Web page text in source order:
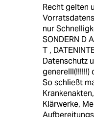
Recht gelten
nur
SONDERN D
T ,
Datenschutz
generelll(!!!!!!)
So schließt
Krankenakten,
Klärwerke,